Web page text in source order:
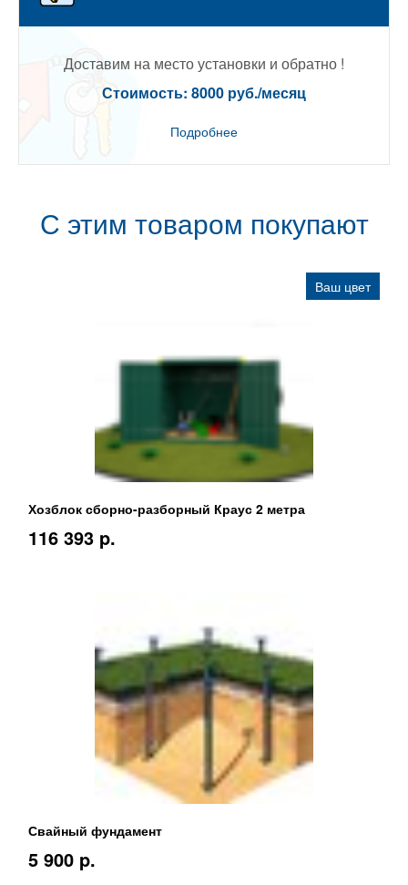
Доставим на место установки и обратно !
Стоимость: 8000 руб./месяц
Подробнее
С этим товаром покупают
Ваш цвет
Хозблок сборно-разборный Краус 2 метра
116 393 p.
Свайный фундамент
5 900 p.